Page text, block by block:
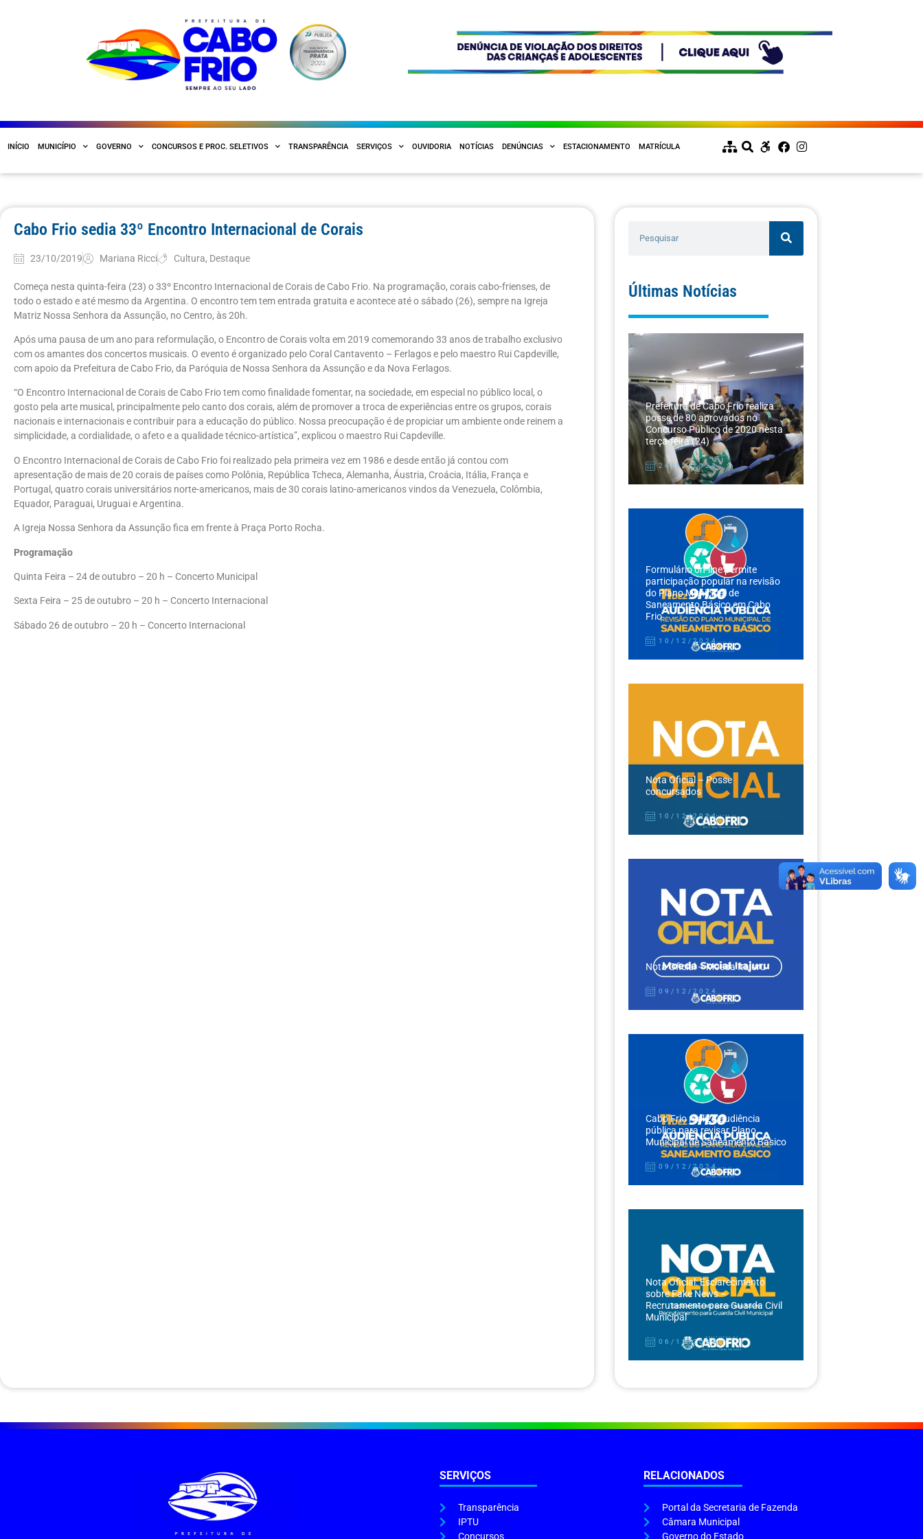
INÍCIO MUNICÍPIO GOVERNO CONCURSOS E PROC. SELETIVOS TRANSPARÊNCIA SERVIÇOS OUVIDORIA NOTÍCIAS DENÚNCIAS ESTACIONAMENTO MATRÍCULA
Cabo Frio sedia 33º Encontro Internacional de Corais
23/10/2019 Mariana Ricci Cultura, Destaque
Começa nesta quinta-feira (23) o 33º Encontro Internacional de Corais de Cabo Frio. Na programação, corais cabo-frienses, de
todo o estado e até mesmo da Argentina. O encontro tem tem entrada gratuita e acontece até o sábado (26), sempre na Igreja
Matriz Nossa Senhora da Assunção, no Centro, às 20h.
Após uma pausa de um ano para reformulação, o Encontro de Corais volta em 2019 comemorando 33 anos de trabalho exclusivo
com os amantes dos concertos musicais. O evento é organizado pelo Coral Cantavento – Ferlagos e pelo maestro Rui Capdeville,
com apoio da Prefeitura de Cabo Frio, da Paróquia de Nossa Senhora da Assunção e da Nova Ferlagos.
“O Encontro Internacional de Corais de Cabo Frio tem como finalidade fomentar, na sociedade, em especial no público local, o
gosto pela arte musical, principalmente pelo canto dos corais, além de promover a troca de experiências entre os grupos, corais
nacionais e internacionais e contribuir para a educação do público. Nossa preocupação é de propiciar um ambiente onde reinem a
simplicidade, a cordialidade, o afeto e a qualidade técnico-artística”, explicou o maestro Rui Capdeville.
O Encontro Internacional de Corais de Cabo Frio foi realizado pela primeira vez em 1986 e desde então já contou com
apresentação de mais de 20 corais de países como Polônia, República Tcheca, Alemanha, Áustria, Croácia, Itália, França e
Portugal, quatro corais universitários norte-americanos, mais de 30 corais latino-americanos vindos da Venezuela, Colômbia,
Equador, Paraguai, Uruguai e Argentina.
A Igreja Nossa Senhora da Assunção fica em frente à Praça Porto Rocha.
Programação
Quinta Feira – 24 de outubro – 20 h – Concerto Municipal
Sexta Feira – 25 de outubro – 20 h – Concerto Internacional
Sábado 26 de outubro – 20 h – Concerto Internacional
Últimas Notícias
Prefeitura de Cabo Frio realiza
posse de 80 aprovados no
Concurso Público de 2020 nesta
terça-feira (24)
24/12/2024
Formulário on-line permite
participação popular na revisão
do Plano Municipal de
Saneamento Básico em Cabo
Frio
10/12/2024
Nota Oficial – Posse
concursados
10/12/2024
Nota Oficial – Moeda Itajuru
09/12/2024
Cabo Frio realiza audiência
pública para revisar Plano
Municipal de Saneamento Básico
09/12/2024
Nota Oficial: Esclarecimento
sobre Fake News –
Recrutamento para Guarda Civil
Municipal
06/12/2024
SERVIÇOS
Transparência
IPTU
Concursos
RELACIONADOS
Portal da Secretaria de Fazenda
Câmara Municipal
Governo do Estado